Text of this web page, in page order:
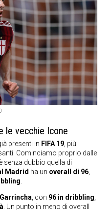
le vecchie Icone
presenti in FIFA 19 , più
Cominciamo proprio dalle
senza dubbio quella di
Madrid ha un overall di 96
Garrincha , con 96 in dribbling
. Un punto in meno di overall